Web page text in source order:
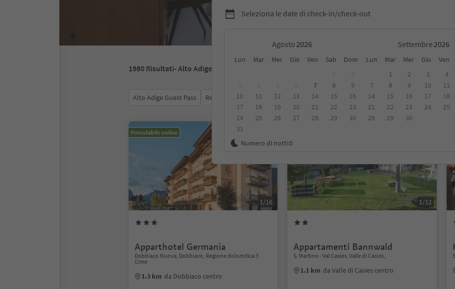
Seleziona le date di check-in/check-out
Agosto Settembre
Lun Mar Mer Gio Ven Sab Dom Lun Mar Mer Gio Ven
7 8
9
10
11 12 13 14 15
16
17
18 19 20 21 22
23
24
25 26 27 28 29
30
31
1 2 3 4
7
8 9 10 11
14
15 16 17 18
21
22 23 24 25
28
29 30
Numero di notti:0
1980 Risultati- Alto Adige
Alto Adige Guest Pass Recensioni Categoria Trattamento Alloggi sostenibili
Prenotabile online
1/16
Apparthotel Germania
Dobbiaco Nuova, Dobbiaco, Regione dolomitica 3
Cime
1.3 km da Dobbiaco centro
1/12
Appartamenti Bannwald
S. Martino - Val Casies, Valle di Casies,
1.1 km da Valle di Casies centro